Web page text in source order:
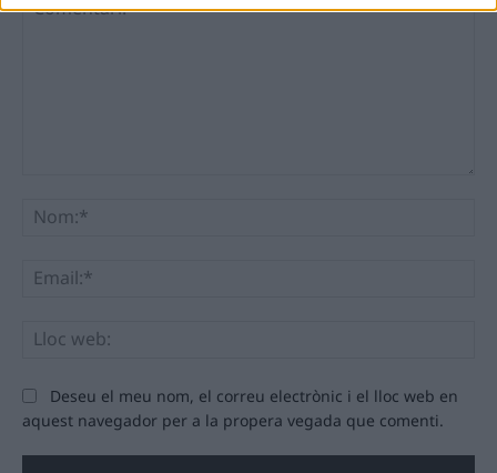
Deseu el meu nom, el correu electrònic i el lloc web en
aquest navegador per a la propera vegada que comenti.